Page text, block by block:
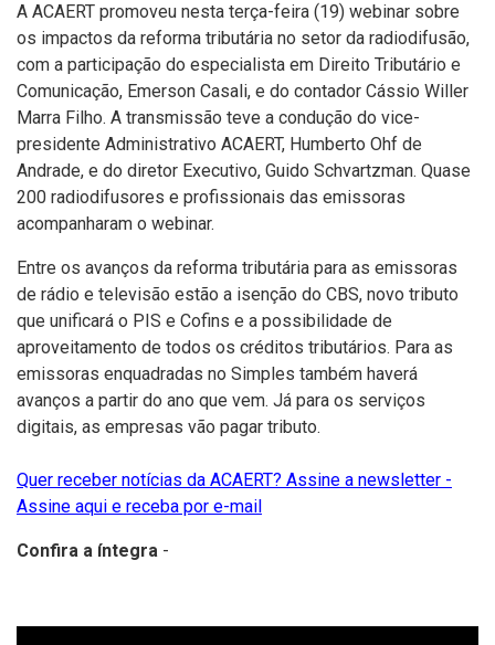
A ACAERT promoveu nesta terça-feira (19) webinar sobre
os impactos da reforma tributária no setor da radiodifusão,
com a participação do especialista em Direito Tributário e
Comunicação, Emerson Casali, e do contador Cássio Willer
Marra Filho. A transmissão teve a condução do vice-
presidente Administrativo ACAERT, Humberto Ohf de
Andrade, e do diretor Executivo, Guido Schvartzman. Quase
200 radiodifusores e profissionais das emissoras
acompanharam o webinar.
Entre os avanços da reforma tributária para as emissoras
de rádio e televisão estão a isenção do CBS, novo tributo
que unificará o PIS e Cofins e a possibilidade de
aproveitamento de todos os créditos tributários. Para as
emissoras enquadradas no Simples também haverá
avanços a partir do ano que vem. Já para os serviços
digitais, as empresas vão pagar tributo.
Quer receber notícias da ACAERT? Assine a newsletter -
Assine aqui e receba por e-mail
Confira a íntegra -